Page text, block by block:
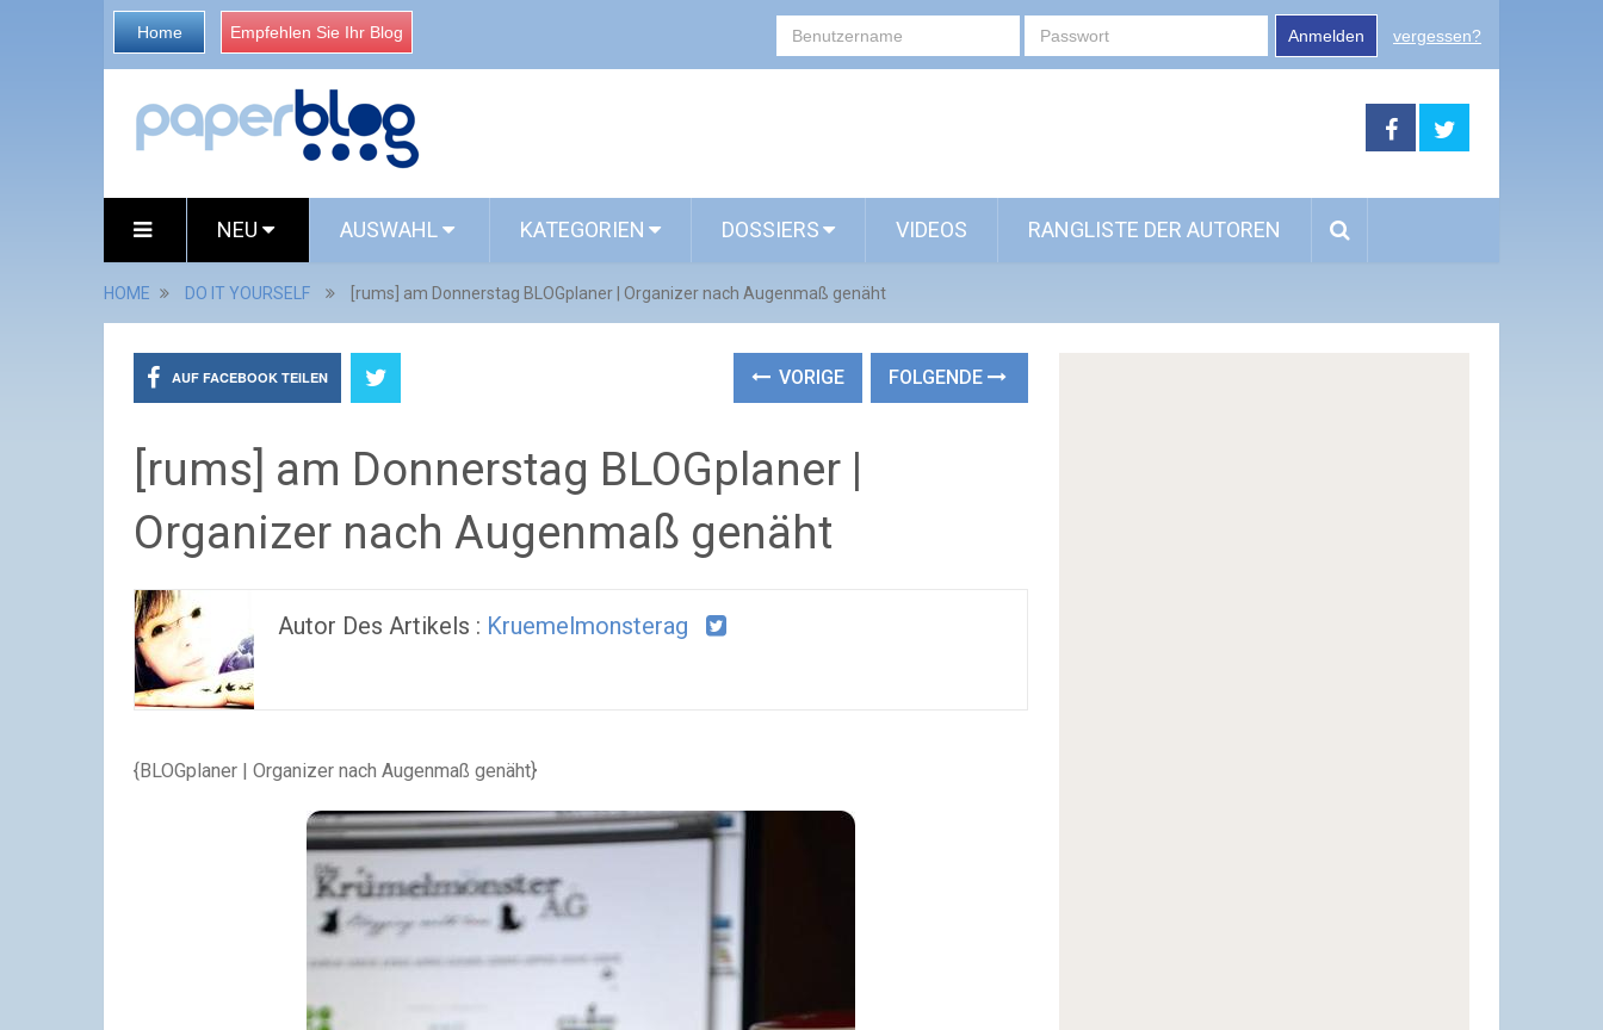
Home Empfehlen Sie Ihr Blog Anmelden vergessen?
NEU AUSWAHL KATEGORIEN DOSSIERS VIDEOS RANGLISTE DER AUTOREN
HOME DO IT YOURSELF [rums] am Donnerstag BLOGplaner | Organizer nach Augenmaß genäht
AUF FACEBOOK TEILEN VORIGE FOLGENDE
[rums] am Donnerstag BLOGplaner |
Organizer nach Augenmaß genäht
Autor Des Artikels : Kruemelmonsterag
{BLOGplaner | Organizer nach Augenmaß genäht}